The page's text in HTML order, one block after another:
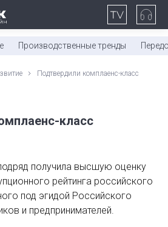
Производственные тренды
Подтвердили комплаенс-класс
класс
получила высшую оценку
рейтинга российского
под эгидой Российского
и предпринимателей.